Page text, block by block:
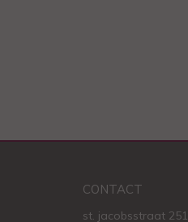
CONTACT
st. jacobsstraat 251